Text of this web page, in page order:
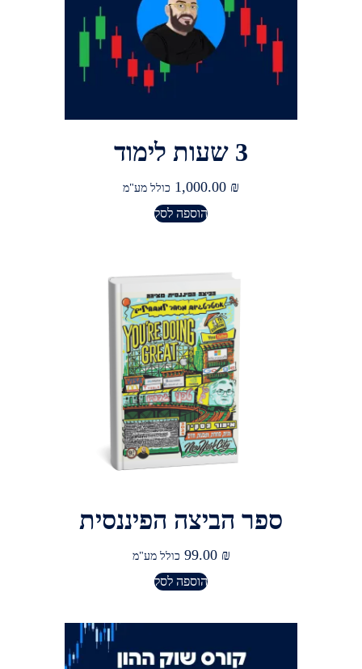
3 שעות לימוד
1,000.00 ₪ כולל מע"מ
הוספה לסל
ספר הביצה הפיננסית
99.00 ₪ כולל מע"מ
הוספה לסל